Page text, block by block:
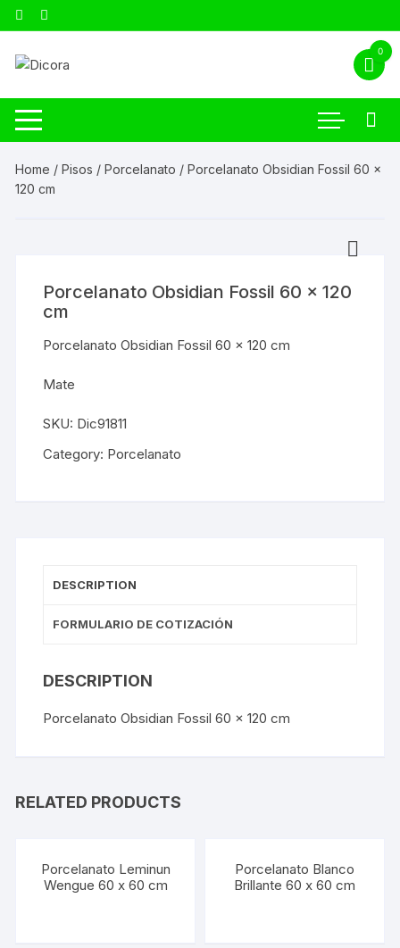
0
Home /Pisos /Porcelanato / Porcelanato Obsidian Fossil 60 x
120 cm
Porcelanato Obsidian Fossil 60 x 120
cm
Porcelanato Obsidian Fossil 60 x 120 cm
Mate
SKU: Dic91811
Category: Porcelanato
DESCRIPTION
FORMULARIO DE COTIZACIÓN
DESCRIPTION
Porcelanato Obsidian Fossil 60 x 120 cm
RELATED PRODUCTS
Porcelanato Leminun
Wengue 60 x 60 cm
Porcelanato Blanco
Brillante 60 x 60 cm